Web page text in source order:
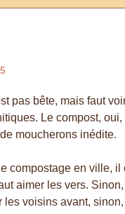
pas bête, mais faut
Le compost,
moucherons inédite.
compostage en ville,
aimer les vers.
les voisins avant,